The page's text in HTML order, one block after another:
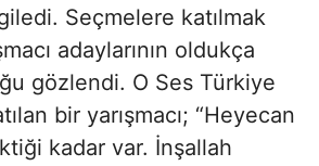
Seçmelere katılmak
adaylarının oldukça
gözlendi. O Ses Türkiye
bir yarışmacı; “Heyecan
kadar var. İnşallah